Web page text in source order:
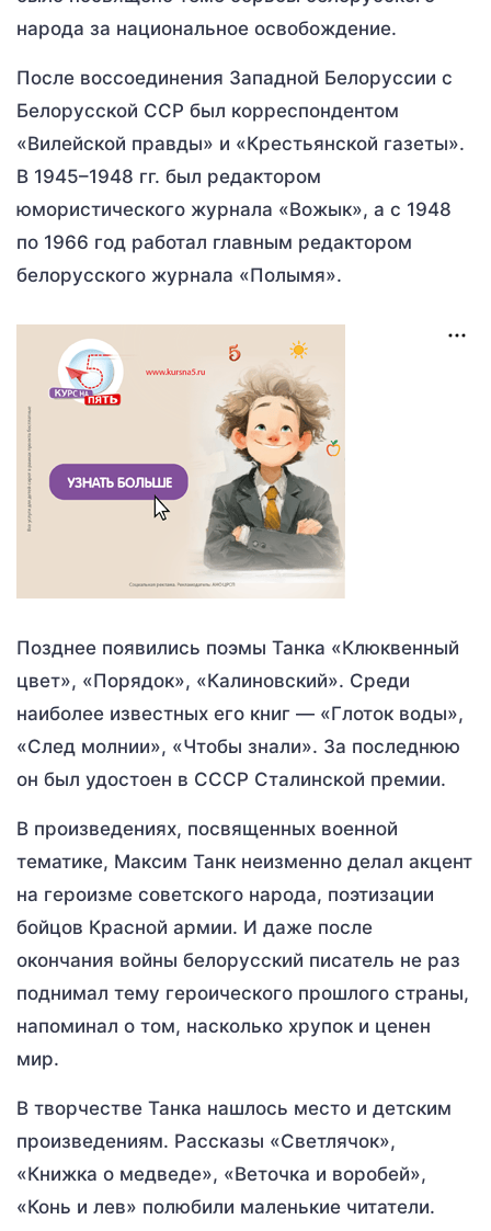
народа за национальное освобождение.
После воссоединения Западной Белоруссии с
Белорусской ССР был корреспондентом
«Вилейской правды» и «Крестьянской газеты».
В 1945–1948 гг. был редактором
юмористического журнала «Вожык», а с 1948
по 1966 год работал главным редактором
белорусского журнала «Полымя».
Позднее появились поэмы Танка «Клюквенный
цвет», «Порядок», «Калиновский». Среди
наиболее известных его книг — «Глоток воды»,
«След молнии», «Чтобы знали». За последнюю
он был удостоен в СССР Сталинской премии.
В произведениях, посвященных военной
тематике, Максим Танк неизменно делал акцент
на героизме советского народа, поэтизации
бойцов Красной армии. И даже после
окончания войны белорусский писатель не раз
поднимал тему героического прошлого страны,
напоминал о том, насколько хрупок и ценен
мир.
В творчестве Танка нашлось место и детским
произведениям. Рассказы «Светлячок»,
«Книжка о медведе», «Веточка и воробей»,
«Конь и лев» полюбили маленькие читатели.